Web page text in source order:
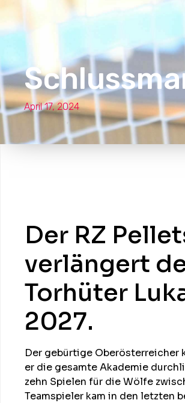
April 17, 2024
Der RZ
verlängert
Torhüter
2027.
Der gebürtige Oberösterreicher
er die gesamte Akademie
zehn Spielen für die Wölfe
Teamspieler kam in den letzten